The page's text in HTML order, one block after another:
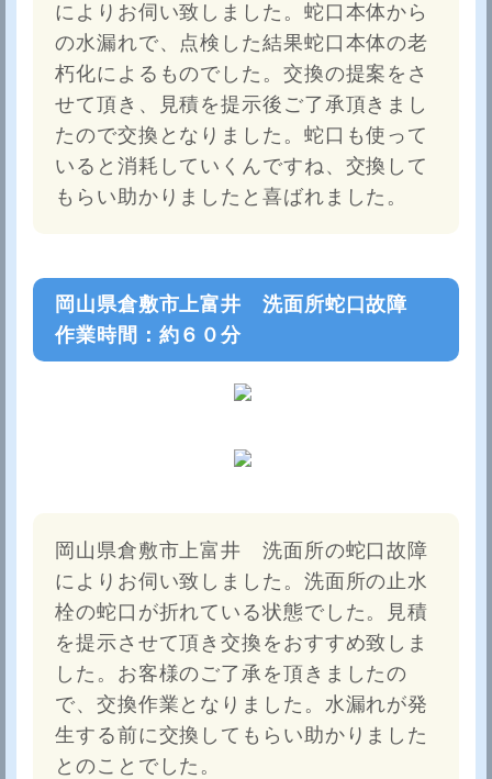
によりお伺い致しました。蛇口本体から
の水漏れで、点検した結果蛇口本体の老
朽化によるものでした。交換の提案をさ
せて頂き、見積を提示後ご了承頂きまし
たので交換となりました。蛇口も使って
いると消耗していくんですね、交換して
もらい助かりましたと喜ばれました。
岡山県倉敷市上富井 洗面所蛇口故障
作業時間：約６０分
岡山県倉敷市上富井 洗面所の蛇口故障
によりお伺い致しました。洗面所の止水
栓の蛇口が折れている状態でした。見積
を提示させて頂き交換をおすすめ致しま
した。お客様のご了承を頂きましたの
で、交換作業となりました。水漏れが発
生する前に交換してもらい助かりました
とのことでした。